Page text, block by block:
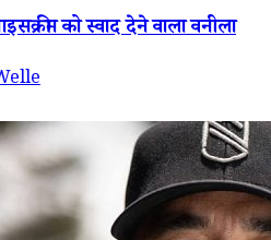
को स्वाद देने वाला वनीला